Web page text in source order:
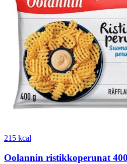
215 kcal
Oolannin ristikkoperunat